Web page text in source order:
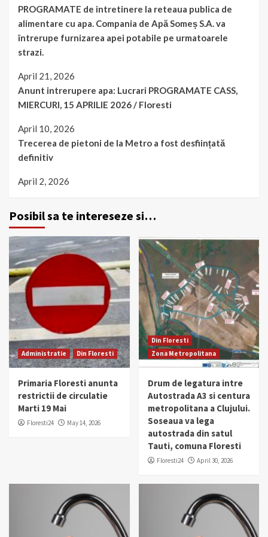
PROGRAMATE de intretinere la reteaua publica de
alimentare cu apa. Compania de Apă Someș S.A. va
întrerupe furnizarea apei potabile pe urmatoarele
strazi.
April 21, 2026
Anunt intrerupere apa: Lucrari PROGRAMATE CASS,
MIERCURI, 15 APRILIE 2026 / Floresti
April 10, 2026
Trecerea de pietoni de la Metro a fost desființată
definitiv
April 2, 2026
Posibil sa te intereseze si…
Administratie Din Floresti
Primaria Floresti anunta
restrictii de circulatie
Marti 19 Mai
Floresti24 May 14, 2026
Din Floresti
Zona Metropolitana
Drum de legatura intre
Autostrada A3 si centura
metropolitana a Clujului.
Soseaua va lega
autostrada din satul
Tauti, comuna Floresti
Floresti24 April 30, 2026